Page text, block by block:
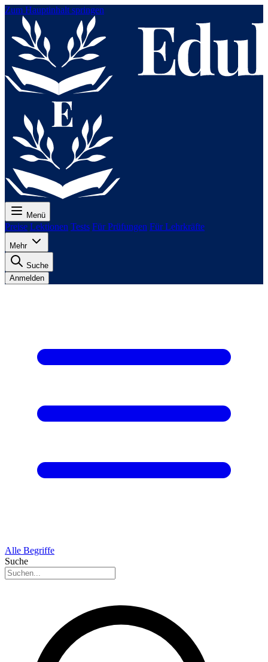
Zum Hauptinhalt springen
Menü
Preise Lektionen Tests Für Prüfungen Für Lehrkräfte
Mehr
Suche
Anmelden
Alle Begriffe
Suche